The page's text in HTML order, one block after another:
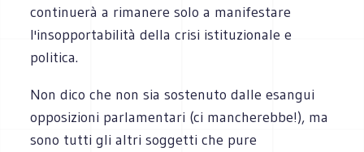
continuerà a rimanere solo a manifestare
l'insopportabilità della crisi istituzionale e
politica.
Non dico che non sia sostenuto dalle esangui
opposizioni parlamentari (ci mancherebbe!), ma
sono tutti gli altri soggetti che pure